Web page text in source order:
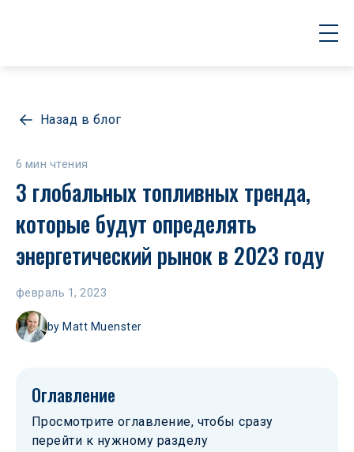
Назад в блог
6 мин чтения
3 глобальных топливных тренда,
которые будут определять
энергетический рынок в 2023 году
февраль 1, 2023
by Matt Muenster
Оглавление
Просмотрите оглавление, чтобы сразу
перейти к нужному разделу